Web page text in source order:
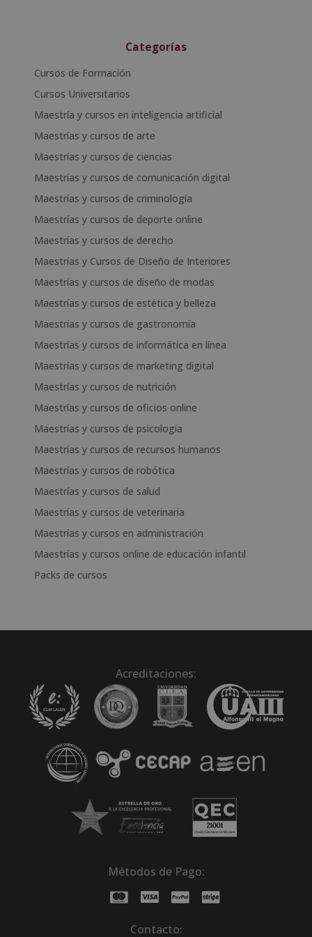
Categorías
Cursos de Formación
Cursos Universitarios
Maestría y cursos en inteligencia artificial
Maestrías y cursos de arte
Maestrías y cursos de ciencias
Maestrías y cursos de comunicación digital
Maestrías y cursos de criminología
Maestrías y cursos de deporte online
Maestrías y cursos de derecho
Maestrías y Cursos de Diseño de Interiores
Maestrías y cursos de diseño de modas
Maestrías y cursos de estética y belleza
Maestrías y cursos de gastronomía
Maestrías y cursos de informática en línea
Maestrías y cursos de marketing digital
Maestrías y cursos de nutrición
Maestrías y cursos de oficios online
Maestrías y cursos de psicología
Maestrías y cursos de recursos humanos
Maestrías y cursos de robótica
Maestrías y cursos de salud
Maestrías y cursos de veterinaria
Maestrías y cursos en administración
Maestrías y cursos online de educación infantil
Packs de cursos
Acreditaciones:
Métodos de Pago:
Contacto: